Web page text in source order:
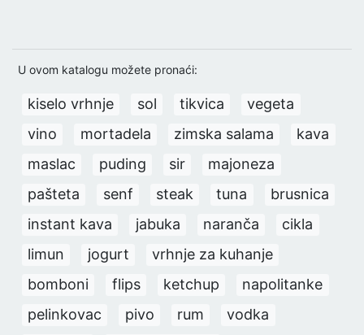
U ovom katalogu možete pronaći:
kiselo vrhnje sol tikvica
vegeta
vino
mortadela zimska salama
kava
maslac
puding sir
majoneza
pašteta
senf steak tuna
brusnica
instant kava
jabuka naranča
cikla
limun
jogurt
vrhnje za kuhanje
bomboni
flips ketchup
napolitanke
pelinkovac
pivo rum
vodka